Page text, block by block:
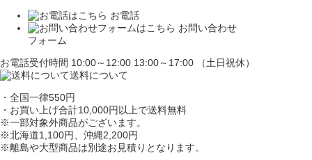
お電話
お問い合わせ
フォーム
お電話受付時間 10:00～12:00 13:00～17:00 （土日祝休）
送料について
・全国一律550円
・お買い上げ合計10,000円 以上で送料無料
※一部対象外商品がございます。
※北海道1,100円、沖縄2,200円
※離島や大型商品は別途お見積りとなります。